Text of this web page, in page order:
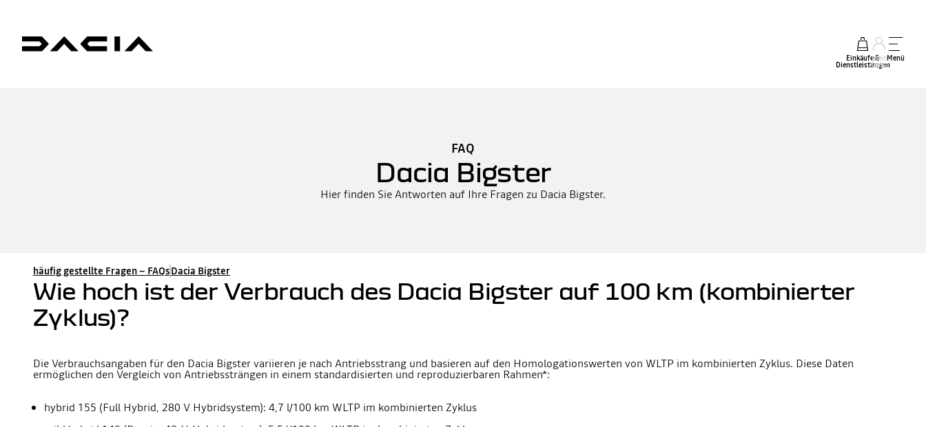
Einkäufe &
Dienstleistungen
mein
Konto
Menü
FAQ
Dacia Bigster
Hier finden Sie Antworten auf Ihre Fragen zu Dacia Bigster.
häufig gestellte Fragen – FAQsDacia Bigster
Wie hoch ist der Verbrauch des Dacia Bigster auf 100 km (kombinierter
Zyklus)?
Die Verbrauchsangaben für den Dacia Bigster variieren je nach Antriebsstrang und basieren auf den Homologationswerten von WLTP im kombinierten Zyklus. Diese Daten
ermöglichen den Vergleich von Antriebssträngen in einem standardisierten und reproduzierbaren Rahmen*:
hybrid 155 (Full Hybrid, 280 V Hybridsystem): 4,7 l/100 km WLTP im kombinierten Zyklus